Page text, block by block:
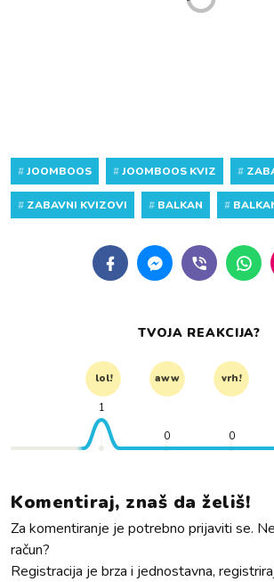
#JOOMBOOS #JOOMBOOS KVIZ #
# ZABAVNI KVIZOVI # BALKAN #
TVOJA REAKCIJA?
lol! aww vrh!
1
0 0
Komentiraj, znaš da želiš!
Za komentiranje je potrebno prijaviti se.
račun?
Registracija je brza i jednostavna,